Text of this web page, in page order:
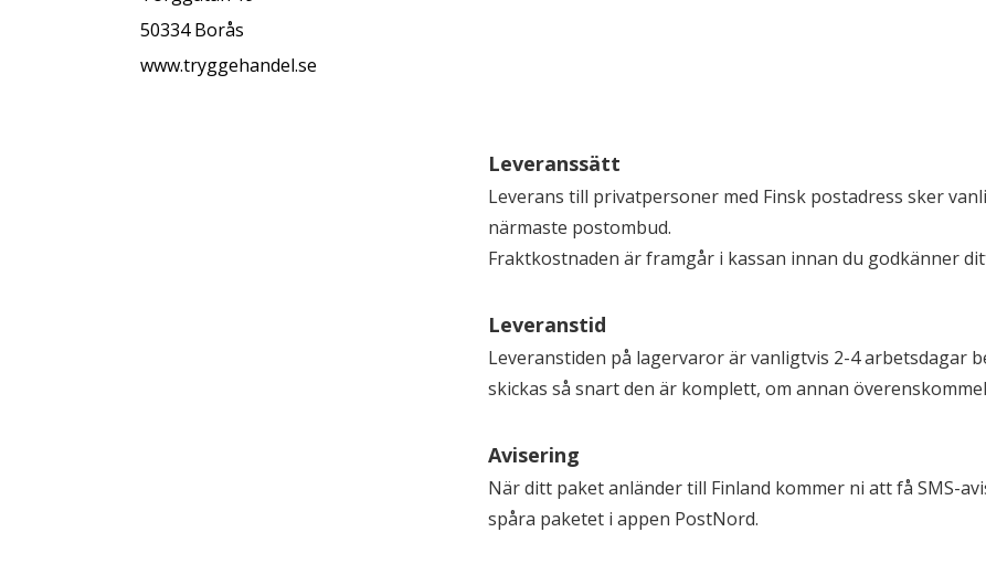
50334 Borås
www.tryggehandel.se
Leveranssätt
Leverans till privatpersoner med Finsk postadress sker
närmaste postombud.
Fraktkostnaden är framgår i kassan innan du godkänner
Leveranstid
Leveranstiden på lagervaror är vanligtvis 2-4 arbetsdagar
skickas så snart den är komplett, om annan
Avisering
När ditt paket anländer till Finland kommer ni att få SMS-
spåra paketet i appen PostNord.